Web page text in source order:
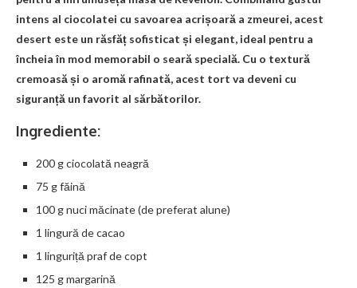
intens al ciocolatei cu savoarea acrișoară a zmeurei, acest
desert este un răsfăț sofisticat și elegant, ideal pentru a
încheia în mod memorabil o seară specială. Cu o textură
cremoasă și o aromă rafinată, acest tort va deveni cu
siguranță un favorit al sărbătorilor.
Ingrediente:
200 g ciocolată neagră
75 g făină
100 g nuci măcinate (de preferat alune)
1 lingură de cacao
1 linguriță praf de copt
125 g margarină